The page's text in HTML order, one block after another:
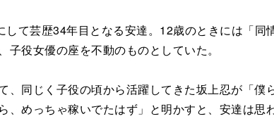
て芸歴34年目となる安達。12歳のときには「
役女優の座を不動のものとしていた。
同じく子役の頃から活躍してきた坂上忍が「
めっちゃ稼いでたはず」と明かすと、安達は思